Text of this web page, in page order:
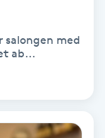
salongen med
ab...